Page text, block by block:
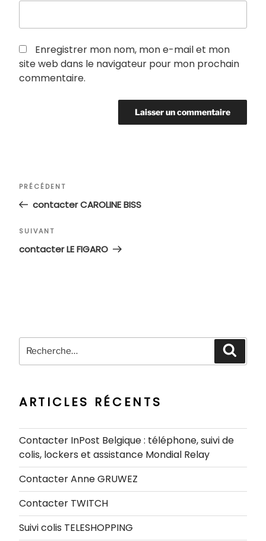
Enregistrer mon nom, mon e-mail et mon
site web dans le navigateur pour mon prochain
commentaire.
Navigation
l’article
Article
précédent
PRÉCÉDENT
contacter CAROLINE BISS
Article
suivant
SUIVANT
contacter LE FIGARO
Recherche
pour
ARTICLES RÉCENTS
Contacter InPost Belgique : téléphone, suivi de
colis, lockers et assistance Mondial Relay
Contacter Anne GRUWEZ
Contacter TWITCH
Suivi colis TELESHOPPING